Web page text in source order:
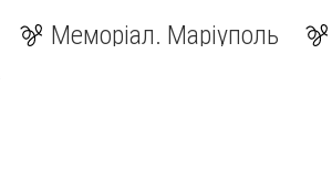
Меморіал. Маріуполь